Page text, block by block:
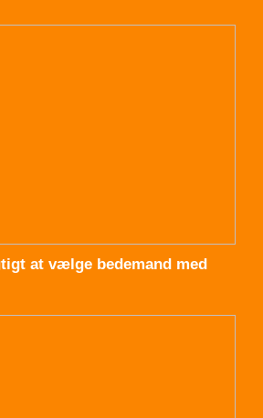
at vælge bedemand med